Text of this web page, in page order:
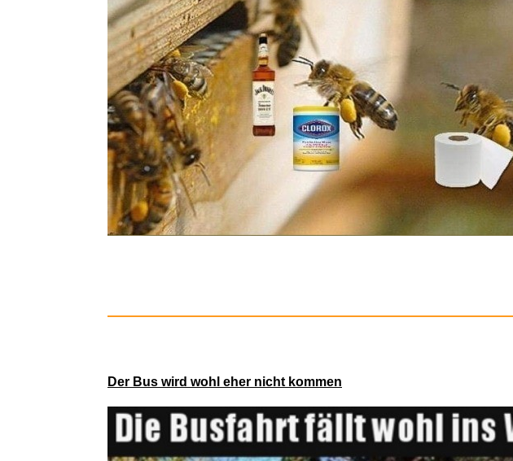
Der Bus wird wohl eher nicht kommen